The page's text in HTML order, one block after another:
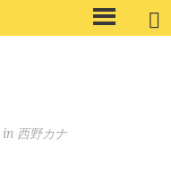
メ
イ
in 西野カナ